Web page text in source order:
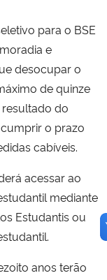
para o BSE
e
desocupar o
de quinze
do
o prazo
cabíveis.
acessar ao
mediante
Estudantis ou
anos terão